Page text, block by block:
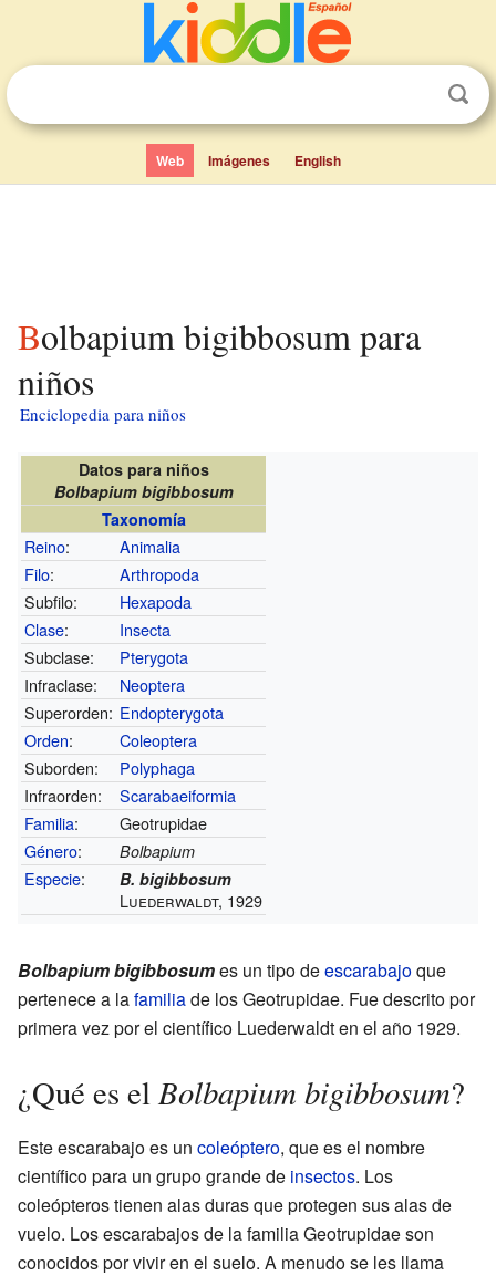
Web Imágenes English
Bolbapium bigibbosum para
niños
Enciclopedia para niños
Datos para niños
Bolbapium bigibbosum
Taxonomía
Reino:
Animalia
Filo:
Arthropoda
Subfilo:
Hexapoda
Clase:
Insecta
Subclase:
Pterygota
Infraclase:
Neoptera
Superorden: Endopterygota
Orden:
Coleoptera
Suborden:
Polyphaga
Infraorden:
Scarabaeiformia
Familia:
Geotrupidae
Género: Bolbapium
Especie: B. bigibbosum
Luederwaldt, 1929
Bolbapium bigibbosumes un tipo deescarabajoque
pertenece a lafamiliade los Geotrupidae. Fue descrito por
primera vez por el científico Luederwaldt en el año 1929.
¿Qué es elBolbapium bigibbosum?
Este escarabajo es un coleóptero, que es el nombre
científico para un grupo grande de insectos. Los
coleópteros tienen alas duras que protegen sus alas de
vuelo. Los escarabajos de la familia Geotrupidae son
conocidos por vivir en el suelo. A menudo se les llama